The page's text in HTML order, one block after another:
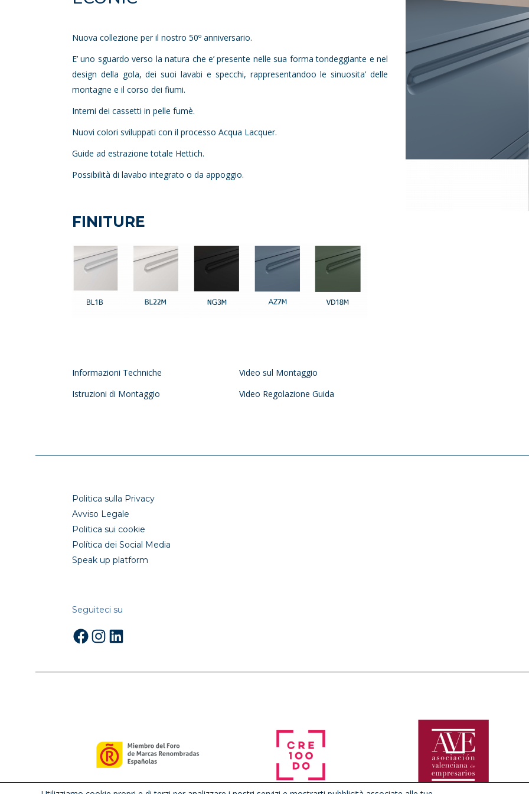
Nuova collezione per il nostro 50º anniversario.
E’ uno sguardo verso la natura che e’ presente nelle sua forma tondeggiante e nel
design della gola, dei suoi lavabi e specchi, rappresentandoo le sinuosita’ delle
montagne e il corso dei fiumi.
Interni dei cassetti in pelle fumè.
Nuovi colori sviluppati con il processo Acqua Lacquer.
Guide ad estrazione totale Hettich.
Possibilità di lavabo integrato o da appoggio.
FINITURE
Informazioni Techniche
Istruzioni di Montaggio
Video sul Montaggio
Video Regolazione Guida
Politica sulla Privacy
Avviso Legale
Politica sui cookie
Política dei Social Media
Speak up platform
Seguiteci su
Facebook
Instagram
LinkedIn